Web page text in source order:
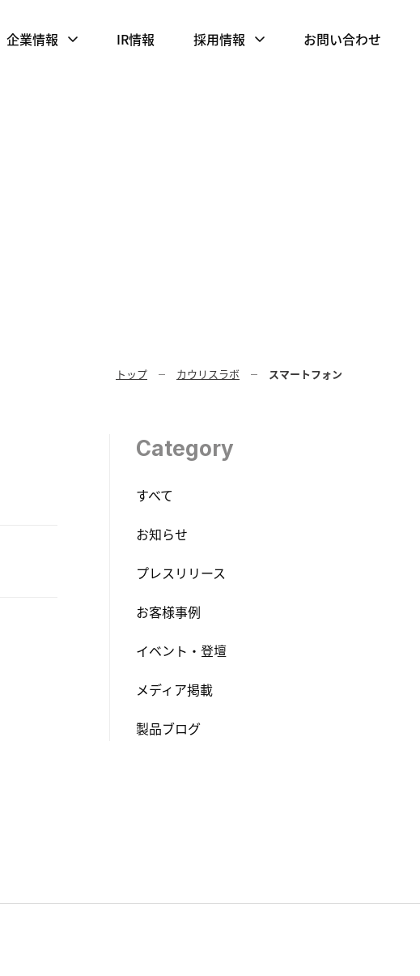
企業情報 IR情報 採用情報 お問い合わせ
トップ カウリスラボ スマートフォン
Category
すべて
お知らせ
プレスリリース
お客様事例
イベント・登壇
メディア掲載
製品ブログ